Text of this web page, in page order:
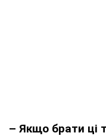
– Якщо брати ці